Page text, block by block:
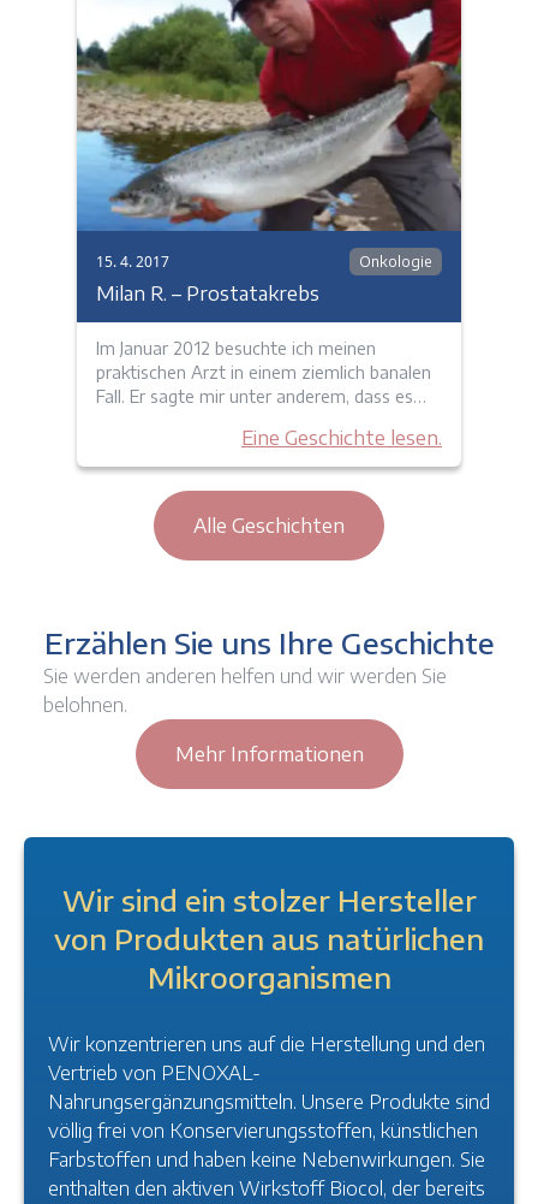
15. 4. 2017 Onkologie
Milan R. – Prostatakrebs
Im Januar 2012 besuchte ich meinen
praktischen Arzt in einem ziemlich banalen
Fall. Er sagte mir unter anderem, dass es…
Eine Geschichte lesen.
Alle Geschichten
Erzählen Sie uns Ihre Geschichte
Sie werden anderen helfen und wir werden Sie
belohnen.
Mehr Informationen
Wir sind ein stolzer Hersteller
von Produkten aus natürlichen
Mikroorganismen
Wir konzentrieren uns auf die Herstellung und den
Vertrieb von PENOXAL-
Nahrungsergänzungsmitteln. Unsere Produkte sind
völlig frei von Konservierungsstoffen, künstlichen
Farbstoffen und haben keine Nebenwirkungen. Sie
enthalten den aktiven Wirkstoff Biocol, der bereits